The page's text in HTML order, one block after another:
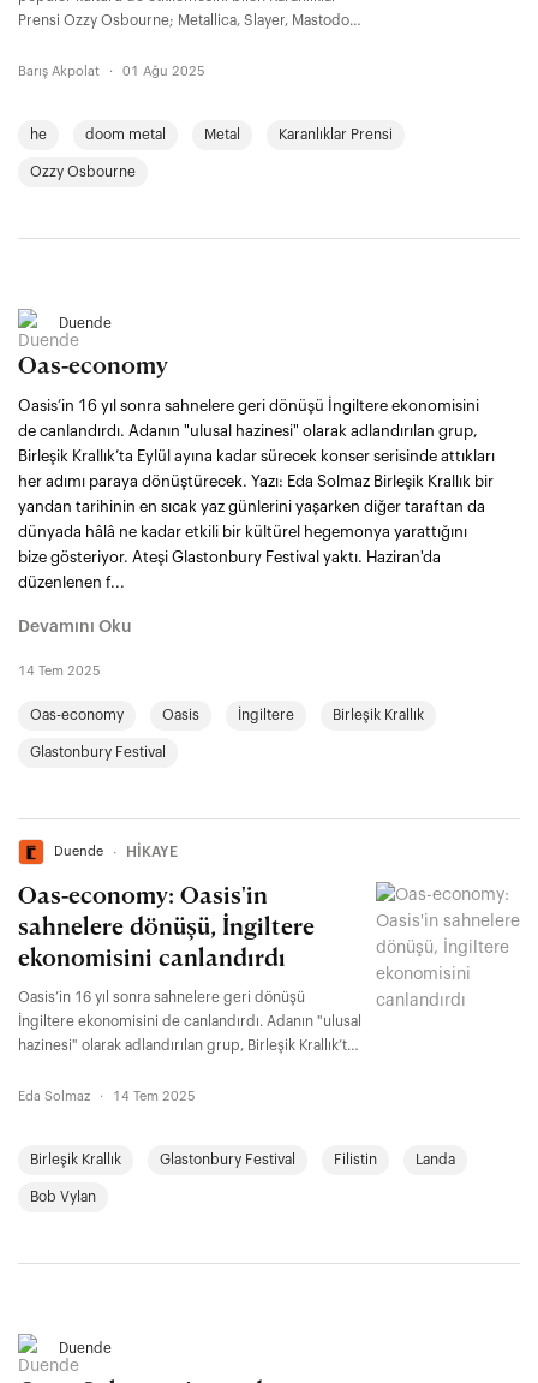
Prensi Ozzy Osbourne; Metallica, Slayer, Mastodon,
biraraya topladığı veda konseriyle son kez
birinin ardından...
Barış Akpolat · 01 Ağu 2025
he doom metal Metal Karanlıklar Prensi
Ozzy Osbourne
Duende
Oas-economy
Oasis’in 16 yıl sonra sahnelere geri dönüşü İngiltere ekonomisini
de canlandırdı. Adanın "ulusal hazinesi" olarak adlandırılan grup,
Birleşik Krallık’ta Eylül ayına kadar sürecek konser serisinde attıkları
her adımı paraya dönüştürecek. Yazı: Eda Solmaz Birleşik Krallık bir
yandan tarihinin en sıcak yaz günlerini yaşarken diğer taraftan da
dünyada hâlâ ne kadar etkili bir kültürel hegemonya yarattığını
bize gösteriyor. Ateşi Glastonbury Festival yaktı. Haziran'da
düzenlenen f...
Devamını Oku
14 Tem 2025
Oas-economy Oasis İngiltere Birleşik Krallık
Glastonbury Festival
Duende ∙ HİKAYE
Oas-economy: Oasis'in
sahnelere dönüşü, İngiltere
ekonomisini canlandırdı
Oasis’in 16 yıl sonra sahnelere geri dönüşü
İngiltere ekonomisini de canlandırdı. Adanın "ulusal
hazinesi" olarak adlandırılan grup, Birleşik Krallık’ta
her adımı paraya dönüştürecek.
Eda Solmaz · 14 Tem 2025
Birleşik Krallık Glastonbury Festival Filistin Landa
Bob Vylan
Duende